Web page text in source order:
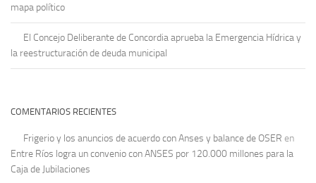
mapa político
El Concejo Deliberante de Concordia aprueba la Emergencia Hídrica y
la reestructuración de deuda municipal
COMENTARIOS RECIENTES
Frigerio y los anuncios de acuerdo con Anses y balance de OSER en
Entre Ríos logra un convenio con ANSES por 120.000 millones para la
Caja de Jubilaciones